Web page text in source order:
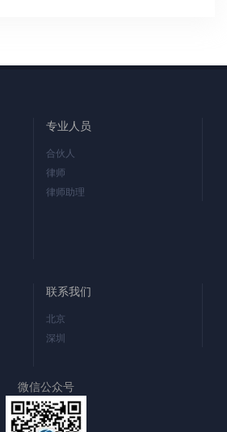
专业人员
合伙人
律师
律师助理
联系我们
北京
深圳
微信公众号